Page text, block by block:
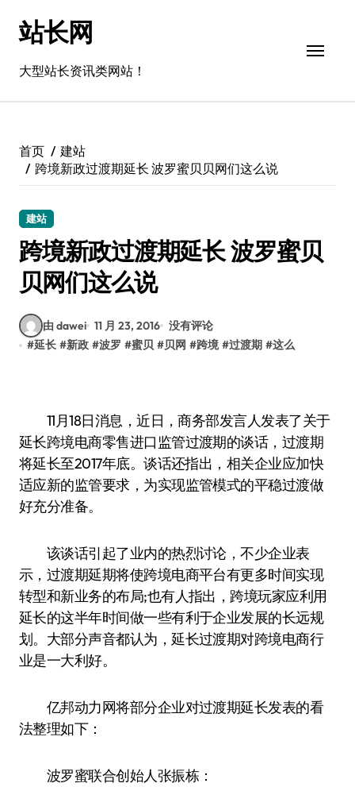
站长网
大型站长资讯类网站！
首页
建站
跨境新政过渡期延长 波罗蜜贝贝网们这么说
建站
跨境新政过渡期延长 波罗蜜贝
贝网们这么说
由 dawei 11 月 23, 2016 没有评论
#延长 #新政 #波罗 #蜜贝 #贝网 #跨境 #过渡期 #这么
11月18日消息，近日，商务部发言人发表了关于
延长跨境电商零售进口监管过渡期的谈话，过渡期
将延长至2017年底。谈话还指出，相关企业应加快
适应新的监管要求，为实现监管模式的平稳过渡做
好充分准备。
该谈话引起了业内的热烈讨论，不少企业表
示，过渡期延期将使跨境电商平台有更多时间实现
转型和新业务的布局;也有人指出，跨境玩家应利用
延长的这半年时间做一些有利于企业发展的长远规
划。大部分声音都认为，延长过渡期对跨境电商行
业是一大利好。
亿邦动力网将部分企业对过渡期延长发表的看
法整理如下：
波罗蜜联合创始人张振栋：